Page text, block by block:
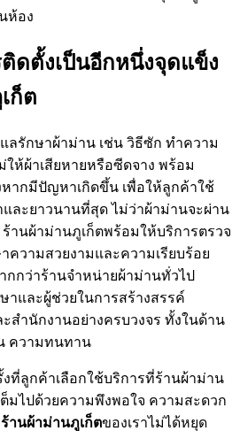
ห้อง
ดตั้งเป็นอีกหนึ่งจุดแข็ง
ก็ต
ลรักษาผ้าม่าน เช่น วิธีซัก ทำความ
ห้ผ้าเสียหายหรือซีดจาง พร้อม
ากมีปัญหาเกิดขึ้น เพื่อให้ลูกค้าใช้
ละยาวนานที่สุด ไม่ว่าผ้าม่านจะผ่าน
านผ้าม่านภูเก็ตพร้อมให้บริการตรวจ
ความสวยงามและความเรียบร้อย
กกว่าร้านจำหน่ายผ้าม่านทั่วไป
าและผู้ช่วยในการสร้างสรรค์
สำนักงานอย่างครบวงจร ทั้งในด้าน
ความทนทาน
ที่ลูกค้าเลือกใช้บริการที่ร้านผ้าม่าน
มไปด้วยความพึงพอใจ ความสะดวก
ร้านผ้าม่านภูเก็ตของเราไม่ได้หยุด